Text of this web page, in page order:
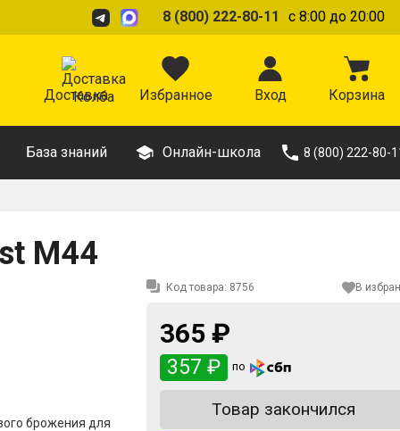
8 (800) 222-80-11 с 8:00 до 20:00
Доставка Избранное Вход Корзина
База знаний Онлайн-школа 8 (800) 222-80-
M44
брожения для
Код товара: 8756 В
365 ₽
357 ₽ по
Товар закончился